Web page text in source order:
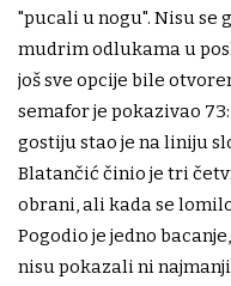
"pucali u nogu". Nisu
mudrim odlukama u
još sve opcije bile
semafor je pokazivao
gostiju stao je na liniju
Blatančić činio je tri
obrani, ali kada se
Pogodio je jedno
nisu pokazali ni